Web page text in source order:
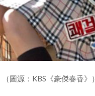
（圖源：KBS《豪傑春香》）